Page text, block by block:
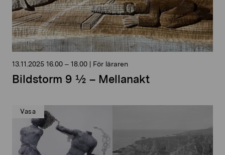
13.11.2025 16.00 – 18.00 | För läraren
Bildstorm 9 ½ – Mellanakt
Vasa